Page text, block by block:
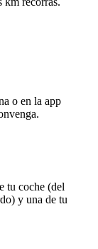
o en la app
tu coche (del
y una de tu